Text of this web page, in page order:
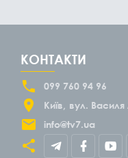
КОНТАКТИ
099 760 94 96
Київ
вул. Василя
info@tv7.ua